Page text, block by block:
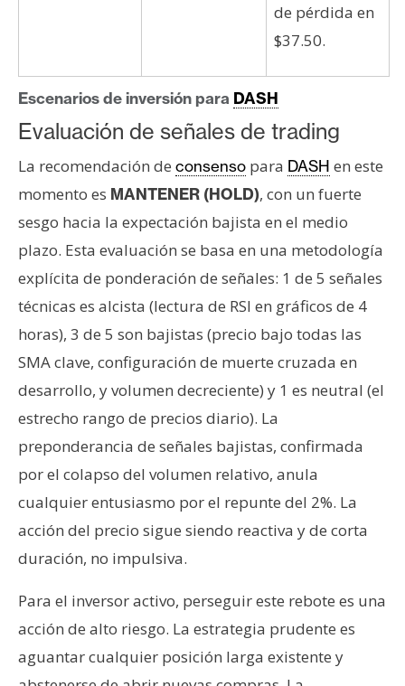
Escenarios de inversión para DASH
de pérdida en
$37.50.
Evaluación de señales de trading
La recomendación de consenso para DASH en este
momento es MANTENER (HOLD), con un fuerte
sesgo hacia la expectación bajista en el medio
plazo. Esta evaluación se basa en una metodología
explícita de ponderación de señales: 1 de 5 señales
técnicas es alcista (lectura de RSI en gráficos de 4
horas), 3 de 5 son bajistas (precio bajo todas las
SMA clave, configuración de muerte cruzada en
desarrollo, y volumen decreciente) y 1 es neutral (el
estrecho rango de precios diario). La
preponderancia de señales bajistas, confirmada
por el colapso del volumen relativo, anula
cualquier entusiasmo por el repunte del 2%. La
acción del precio sigue siendo reactiva y de corta
duración, no impulsiva.
Para el inversor activo, perseguir este rebote es una
acción de alto riesgo. La estrategia prudente es
aguantar cualquier posición larga existente y